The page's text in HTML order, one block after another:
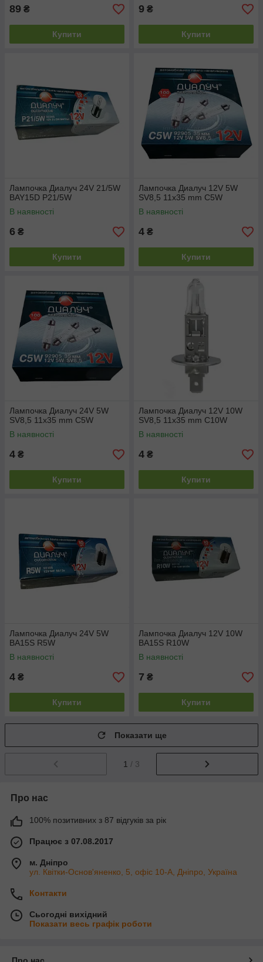
89 ₴
Купити
9 ₴
Купити
Лампочка Диалуч 24V 21/5W
BAY15D P21/5W
В наявності
6 ₴
Купити
Лампочка Диалуч 12V 5W
SV8,5 11x35 mm C5W
В наявності
4 ₴
Купити
Лампочка Диалуч 24V 5W
SV8,5 11x35 mm C5W
В наявності
4 ₴
Купити
Лампочка Диалуч 12V 10W
SV8,5 11x35 mm C10W
В наявності
4 ₴
Купити
Лампочка Диалуч 24V 5W
BA15S R5W
В наявності
4 ₴
Купити
Лампочка Диалуч 12V 10W
BA15S R10W
В наявності
7 ₴
Купити
Показати ще
1 / 3
Про нас
100% позитивних з 87 відгуків за рік
Працює з 07.08.2017
м. Дніпро
ул. Квітки-Основ'яненко, 5, офіс 10-А, Дніпро, Україна
Контакти
Сьогодні вихідний
Показати весь графік роботи